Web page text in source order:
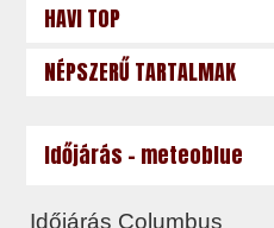
HAVI TOP
NÉPSZERŰ TARTALMAK
Időjárás - meteoblue